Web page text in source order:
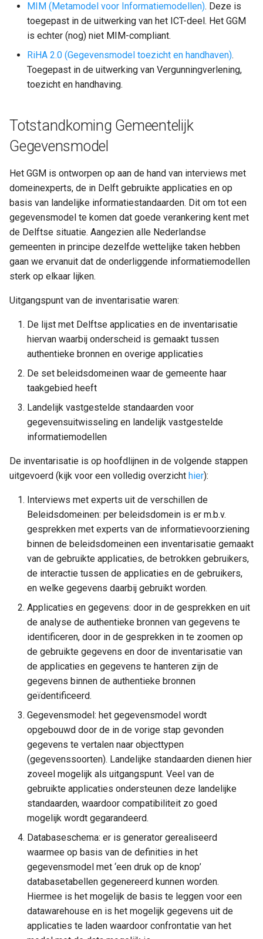
MIM (Metamodel voor Informatiemodellen). Deze is
toegepast in de uitwerking van het ICT-deel. Het GGM
is echter (nog) niet MIM-compliant.
RiHA 2.0 (Gegevensmodel toezicht en handhaven).
Toegepast in de uitwerking van Vergunningverlening,
toezicht en handhaving.
Totstandkoming Gemeentelijk
Gegevensmodel
Het GGM is ontworpen op aan de hand van interviews met
domeinexperts, de in Delft gebruikte applicaties en op
basis van landelijke informatiestandaarden. Dit om tot een
gegevensmodel te komen dat goede verankering kent met
de Delftse situatie. Aangezien alle Nederlandse
gemeenten in principe dezelfde wettelijke taken hebben
gaan we ervanuit dat de onderliggende informatiemodellen
sterk op elkaar lijken.
Uitgangspunt van de inventarisatie waren:
De lijst met Delftse applicaties en de inventarisatie
hiervan waarbij onderscheid is gemaakt tussen
authentieke bronnen en overige applicaties
De set beleidsdomeinen waar de gemeente haar
taakgebied heeft
Landelijk vastgestelde standaarden voor
gegevensuitwisseling en landelijk vastgestelde
informatiemodellen
De inventarisatie is op hoofdlijnen in de volgende stappen
uitgevoerd (kijk voor een volledig overzicht hier):
Interviews met experts uit de verschillen de
Beleidsdomeinen: per beleidsdomein is er m.b.v.
gesprekken met experts van de informatievoorziening
binnen de beleidsdomeinen een inventarisatie gemaakt
van de gebruikte applicaties, de betrokken gebruikers,
de interactie tussen de applicaties en de gebruikers,
en welke gegevens daarbij gebruikt worden.
Applicaties en gegevens: door in de gesprekken en uit
de analyse de authentieke bronnen van gegevens te
identificeren, door in de gesprekken in te zoomen op
de gebruikte gegevens en door de inventarisatie van
de applicaties en gegevens te hanteren zijn de
gegevens binnen de authentieke bronnen
geïdentificeerd.
Gegevensmodel: het gegevensmodel wordt
opgebouwd door de in de vorige stap gevonden
gegevens te vertalen naar objecttypen
(gegevenssoorten). Landelijke standaarden dienen hier
zoveel mogelijk als uitgangspunt. Veel van de
gebruikte applicaties ondersteunen deze landelijke
standaarden, waardoor compatibiliteit zo goed
mogelijk wordt gegarandeerd.
Databaseschema: er is generator gerealiseerd
waarmee op basis van de definities in het
gegevensmodel met ‘een druk op de knop’
databasetabellen gegenereerd kunnen worden.
Hiermee is het mogelijk de basis te leggen voor een
datawarehouse en is het mogelijk gegevens uit de
applicaties te laden waardoor confrontatie van het